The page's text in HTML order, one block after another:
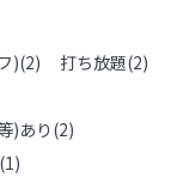
)(2) 打ち放題(2)
)あり (2)
(1)